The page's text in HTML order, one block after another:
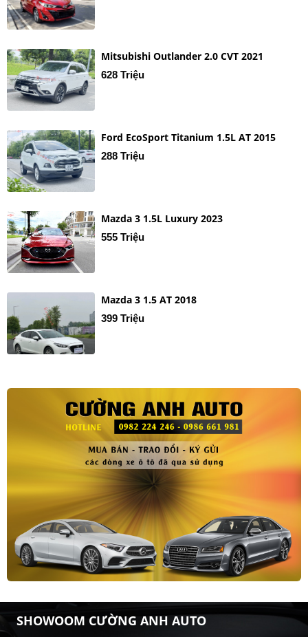
Mitsubishi Outlander 2.0 CVT 2021
628 Triệu
Ford EcoSport Titanium 1.5L AT 2015
288 Triệu
Mazda 3 1.5L Luxury 2023
555 Triệu
Mazda 3 1.5 AT 2018
399 Triệu
SHOWOOM CƯỜNG ANH AUTO